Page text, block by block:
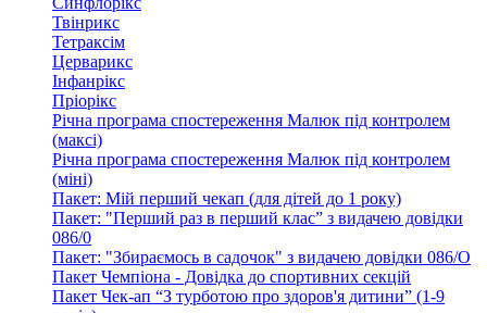
Твінрикс
Тетраксім
Церварикс
Інфанрікс
Пріорікс
Річна програма спостереження Малюк під контролем
(максі)
Річна програма спостереження Малюк під контролем
(міні)
Пакет: Мій перший чекап (для дітей до 1 року)
Пакет: "Перший раз в перший клас” з видачею довідки
086/0
Пакет: "Збираємось в садочок" з видачею довідки 086/О
Пакет Чемпіона - Довідка до спортивних секцій
Пакет Чек-ап “З турботою про здоров'я дитини” (1-9